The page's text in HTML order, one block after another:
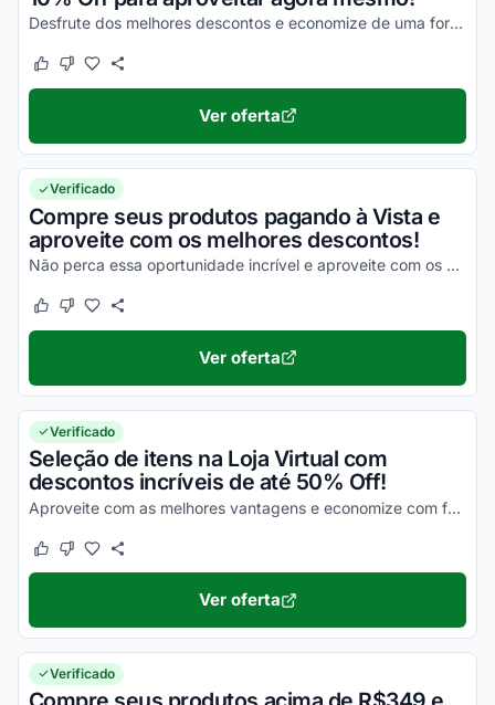
Desfrute dos melhores descontos e economize de uma forma simples nas suas compras!
Este cupom funcionou
Este cupom não funcionou
Ver oferta
Verificado
Compre seus produtos pagando à Vista e
aproveite com os melhores descontos!
Não perca essa oportunidade incrível e aproveite com os melhores descontos!
Este cupom funcionou
Este cupom não funcionou
Ver oferta
Verificado
Seleção de itens na Loja Virtual com
descontos incríveis de até 50% Off!
Aproveite com as melhores vantagens e economize com facilidade nas suas compras!
Este cupom funcionou
Este cupom não funcionou
Ver oferta
Verificado